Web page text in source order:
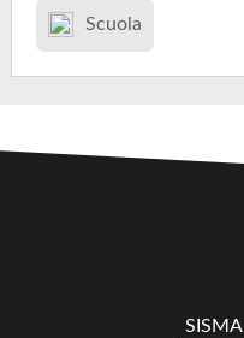
Scuola